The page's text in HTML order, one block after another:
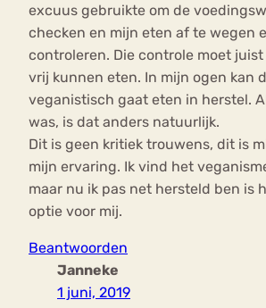
excuus gebruikte om de
checken en mijn eten af te wegen
controleren. Die controle moet
vrij kunnen eten. In mijn ogen kan
veganistisch gaat eten in herstel.
was, is dat anders natuurlijk.
Dit is geen kritiek trouwens, dit is
mijn ervaring. Ik vind het
maar nu ik pas net hersteld ben is
optie voor mij.
Beantwoorden
Janneke
1 juni, 2019